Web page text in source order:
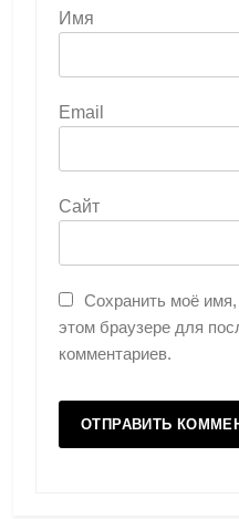
Имя
Email
Сайт
Сохранить моё
этом браузере для
комментариев.